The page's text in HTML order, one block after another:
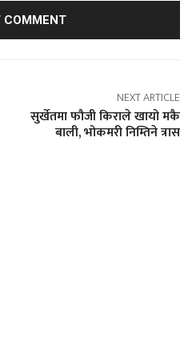
NEXT ARTICLE
सुर्खेतमा फौजी किराले खायो मकै
बाली, भोकमरी निम्तिने त्रास